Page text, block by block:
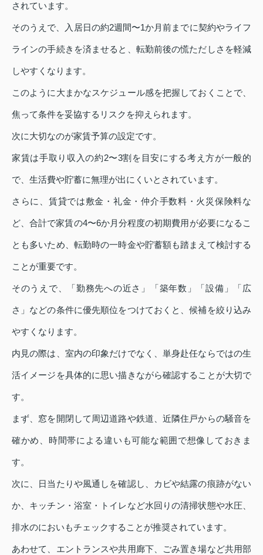
されています。
そのうえで、入居日の約2週間〜1か月前までに契約やライフ
ラインの手続きを済ませると、転勤前後の慌ただしさを軽減
しやすくなります。
このように大まかなスケジュール感を把握しておくことで、
焦って条件を妥協するリスクを抑えられます。
次に大切なのが家賃予算の設定です。
家賃は手取り収入の約2〜3割を目安にする考え方が一般的
で、生活費や貯蓄に無理が出にくいとされています。
さらに、賃貸では敷金・礼金・仲介手数料・火災保険料な
ど、合計で家賃の4〜6か月分程度の初期費用が必要になるこ
とも多いため、転勤時の一時金や貯蓄額も踏まえて検討する
ことが重要です。
そのうえで、「勤務先への近さ」「築年数」「設備」「広
さ」などの条件に優先順位をつけておくと、候補を絞り込み
やすくなります。
内見の際は、室内の印象だけでなく、単身赴任ならではの生
活イメージを具体的に思い描きながら確認することが大切で
す。
まず、窓を開閉して周辺道路や鉄道、近隣住戸からの騒音を
確かめ、時間帯による違いも可能な範囲で想像しておきま
す。
次に、日当たりや風通しを確認し、カビや結露の痕跡がない
か、キッチン・浴室・トイレなど水回りの清掃状態や水圧、
排水のにおいもチェックすることが推奨されています。
あわせて、エントランスや共用廊下、ごみ置き場など共用部